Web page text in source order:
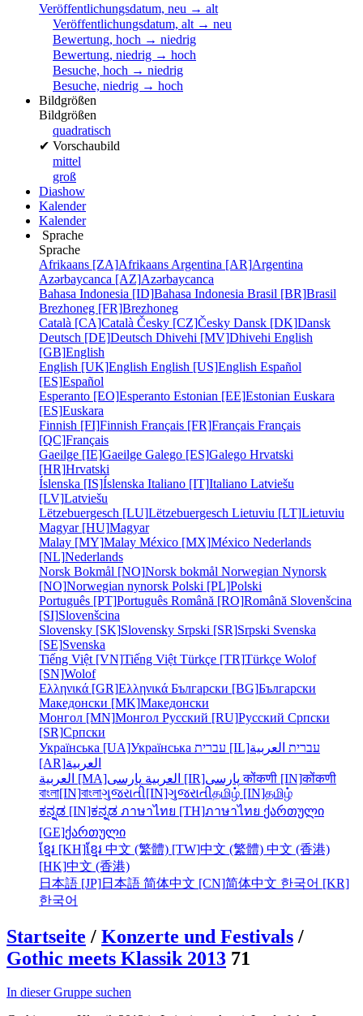
Veröffentlichungsdatum, neu → alt
Veröffentlichungsdatum, alt → neu
Bewertung, hoch → niedrig
Bewertung, niedrig → hoch
Besuche, hoch → niedrig
Besuche, niedrig → hoch
Bildgrößen
Bildgrößen
quadratisch
✔ Vorschaubild
mittel
groß
Diashow
Kalender
Kalender
Sprache
Sprache
Afrikaans [ZA]Afrikaans Argentina [AR]Argentina
Azərbaycanca [AZ]Azərbaycanca
Bahasa Indonesia [ID]Bahasa Indonesia Brasil [BR]Brasil
Brezhoneg [FR]Brezhoneg
Català [CA]Català Česky [CZ]Česky Dansk [DK]Dansk
Deutsch [DE]Deutsch Dhivehi [MV]Dhivehi English
[GB]English
English [UK]English English [US]English Español
[ES]Español
Esperanto [EO]Esperanto Estonian [EE]Estonian Euskara
[ES]Euskara
Finnish [FI]Finnish Français [FR]Français Français
[QC]Français
Gaeilge [IE]Gaeilge Galego [ES]Galego Hrvatski
[HR]Hrvatski
Íslenska [IS]Íslenska Italiano [IT]Italiano Latviešu
[LV]Latviešu
Lëtzebuergesch [LU]Lëtzebuergesch Lietuviu [LT]Lietuviu
Magyar [HU]Magyar
Malay [MY]Malay México [MX]México Nederlands
[NL]Nederlands
Norsk Bokmål [NO]Norsk bokmål Norwegian Nynorsk
[NO]Norwegian nynorsk Polski [PL]Polski
Português [PT]Português Română [RO]Română Slovenšcina
[SI]Slovenšcina
Slovensky [SK]Slovensky Srpski [SR]Srpski Svenska
[SE]Svenska
Tiếng Việt [VN]Tiếng Việt Türkçe [TR]Türkçe Wolof
[SN]Wolof
Ελληνικά [GR]Ελληνικά Български [BG]Български
Македонски [MK]Македонски
Монгол [MN]Монгол Русский [RU]Русский Српски
[SR]Српски
Українська [UA]Українська עברית [IL] עברית العربية
[AR]العربية
العربية [MA]
العربية پارسی [IR] پارسیकोंकणी [IN]कोंकणी
বাংলা[IN]বাংলাગુજરાતી[IN]ગુજરાતીதமிழ் [IN]தமிழ்
ಕನ್ನಡ [IN]ಕನ್ನಡ ภาษาไทย [TH]ภาษาไทย ქართული
[GE]ქართული
ខ្មែរ [KH]ខ្មែរ 中文 (繁體) [TW]中文 (繁體) 中文 (香港)
[HK]中文 (香港)
日本語 [JP]日本語 简体中文 [CN]简体中文 한국어 [KR]
한국어
Startseite / Konzerte und Festivals /
Gothic meets Klassik 2013 71
In dieser Gruppe suchen